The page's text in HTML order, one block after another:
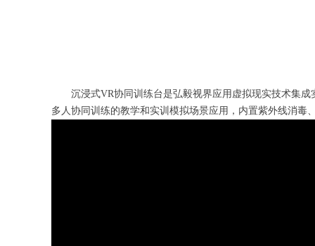
沉浸式VR协同训练台是弘毅视界应用虚拟现实技术集
多人协同训练的教学和实训模拟场景应用，内置紫外线消